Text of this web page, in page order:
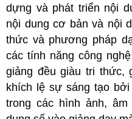
dựng và phát triển nội
nội dung cơ bản và nội
thức và phương pháp
các tính năng công
giảng đều giàu tri thức,
khích lệ sự sáng tạo
trong các hình ảnh,